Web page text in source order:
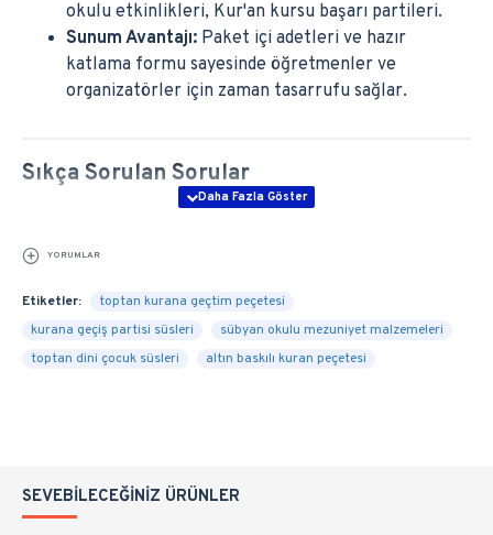
okulu etkinlikleri, Kur'an kursu başarı partileri.
Sunum Avantajı: Paket içi adetleri ve hazır
katlama formu sayesinde öğretmenler ve
organizatörler için zaman tasarrufu sağlar.
Sıkça Sorulan Sorular
peçetesi bulunmaktadır?
Her bir paket içerisinde 12 adet gold varak baskılı garson
boy peçete yer almaktadır.
2. Peçete üzerindeki gold yazı dökülme veya
çocukların eline bulaşma yapar mı?
3. Peçeteler kullanıma hazır katlanmış olarak mı
YORUMLAR
Etiketler:
toptan kurana geçtim peçetesi
kurana geçiş partisi süsleri
sübyan okulu mezuniyet malzemeleri
toptan dini çocuk süsleri
altın baskılı kuran peçetesi
SEVEBILECEĞINIZ ÜRÜNLER